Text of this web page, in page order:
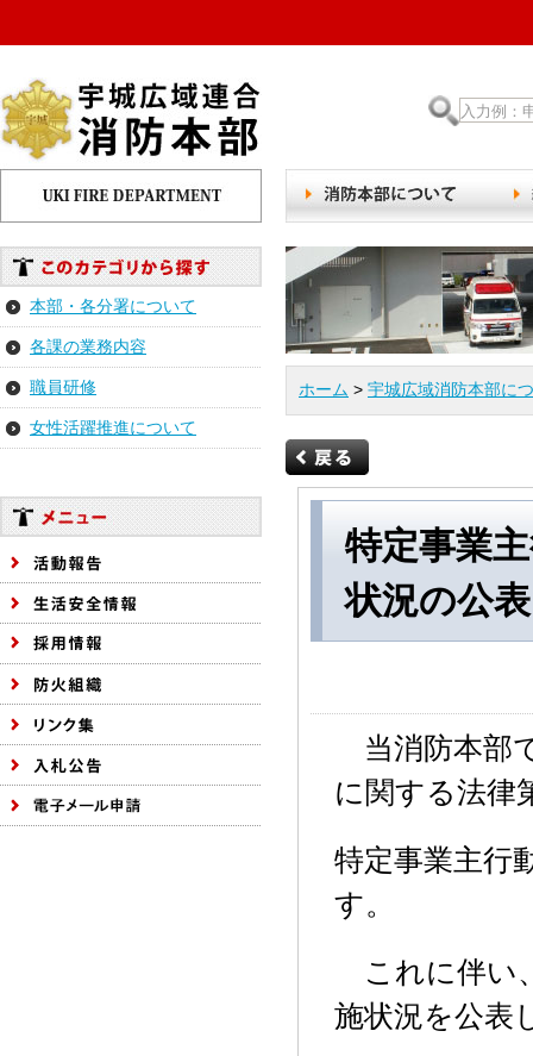
本部・各分署について
各課の業務内容
職員研修
女性活躍推進について
ホーム > 宇城広域消防本部に
特定事業
状況の公表
当消防本部
に関する法律
特定事業主行
す。
これに伴い
施状況を公表